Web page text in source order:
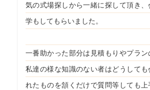
気の式場探しから一緒に探して頂き
学もしてもらいました。
一番助かった部分は見積もりやプラン
私達の様な知識のない者はどうして
れたものを頷くだけで質問等しても上